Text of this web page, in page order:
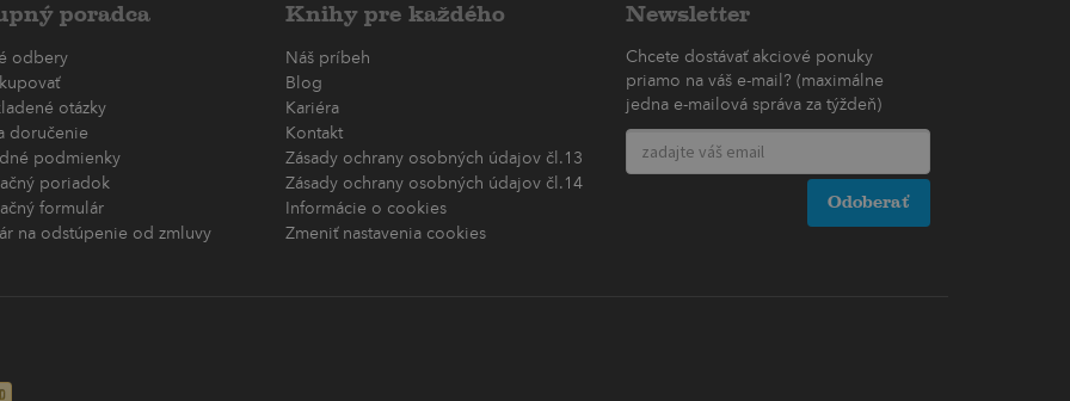
poradca
odbery
otázky
doručenie
podmienky
poriadok
formulár
na odstúpenie od zmluvy
Knihy pre každého
Náš príbeh
Blog
Kariéra
Kontakt
Zásady ochrany osobných údajov čl.13
Zásady ochrany osobných údajov čl.14
Informácie o cookies
Zmeniť nastavenia cookies
Newsletter
Chcete dostávať akciové ponuky
priamo na váš e-mail? (maximálne
jedna e-mailová správa za týždeň)
Odoberať